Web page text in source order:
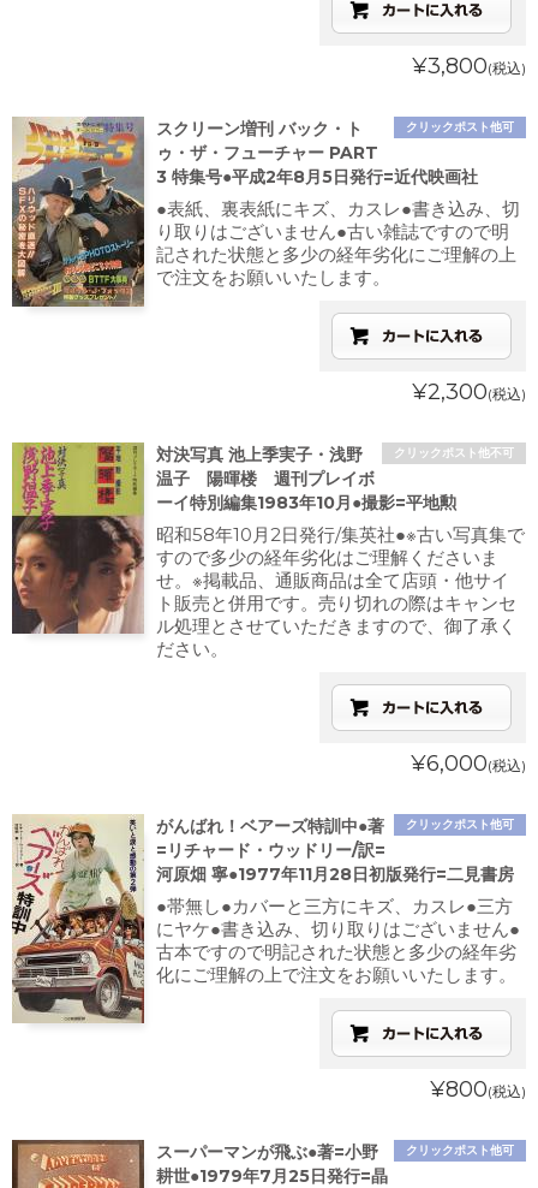
¥3,800(税込)
クリックポスト他可
スクリーン増刊 バック・ト
ゥ・ザ・フューチャー PART
3 特集号●平成2年8月5日発行=近代映画社
●表紙、裏表紙にキズ、カスレ●書き込み、切
り取りはございません●古い雑誌ですので明
記された状態と多少の経年劣化にご理解の上
で注文をお願いいたします。
¥2,300(税込)
クリックポスト他不可
対決写真 池上季実子・浅野
温子 陽暉楼 週刊プレイボ
ーイ特別編集1983年10月●撮影=平地勲
昭和58年10月2日発行/集英社●※古い写真集で
すので多少の経年劣化はご理解くださいま
せ。※掲載品、通販商品は全て店頭・他サイ
ト販売と併用です。売り切れの際はキャンセ
ル処理とさせていただきますので、御了承く
ださい。
¥6,000(税込)
クリックポスト他可
がんばれ！ベアーズ特訓中●著
=リチャード・ウッドリー/訳=
河原畑 寧●1977年11月28日初版発行=二見書房
●帯無し●カバーと三方にキズ、カスレ●三方
にヤケ●書き込み、切り取りはございません●
古本ですので明記された状態と多少の経年劣
化にご理解の上で注文をお願いいたします。
¥800(税込)
クリックポスト他可
スーパーマンが飛ぶ●著=小野
耕世●1979年7月25日発行=晶